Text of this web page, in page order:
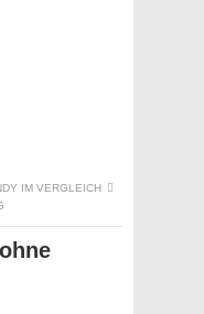
IM VERGLEICH